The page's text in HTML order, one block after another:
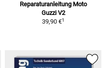
Reparaturanleitung Moto
Guzzi V2
39,90 €1